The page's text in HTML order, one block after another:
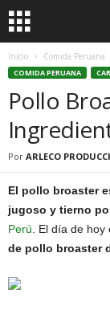
Inicio Comida Peruana
COMIDA PERUANA
Pollo
Por ARLECO
El pollo broaster
jugoso y tierno
Perú . El día de
de pollo broaster